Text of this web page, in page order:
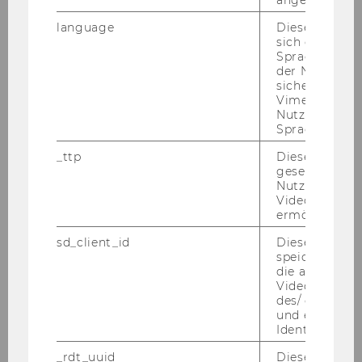
Welchen Case möchtest du im Zuge der BCC
2026 bearbeiten*
Wiener Städtische Case
Woher habe ich von der BCC 26 erfahren?
Social Media (Instagram, LinkedIn, TikTok,
language
Dieses
sich die
der
Vimeo in der
Nutzer
Sprache
_ttp
Dieser
gesetzt, um
Nutzung des
Videoplayers
ermöglichen
sd_client_id
Dieses Cookie
speichert
die aktuellen
des/ der
und einen
_rdt_uuid
Dieses